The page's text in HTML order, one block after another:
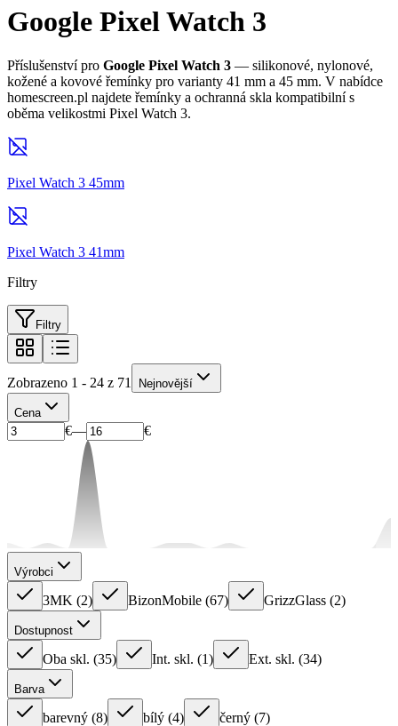
Google Pixel Watch 3
Příslušenství pro Google Pixel Watch 3 — silikonové, nylonové,
kožené a kovové řemínky pro varianty 41 mm a 45 mm. V nabídce
homescreen.pl najdete řemínky a ochranná skla kompatibilní s
oběma velikostmi Pixel Watch 3.
Pixel Watch 3 45mm
Pixel Watch 3 41mm
Filtry
Filtry
Zobrazeno 1 - 24 z 71 Nejnovější
Cena
€— €
Výrobci
3MK (2) BizonMobile (67) GrizzGlass (2)
Dostupnost
Oba skl. (35) Int. skl. (1) Ext. skl. (34)
Barva
barevný (8) bílý (4) černý (7)